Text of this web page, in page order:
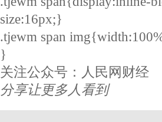
size:16px;}
.tjewm span
}
关注公众号：人民网财经
分享让更多人看到